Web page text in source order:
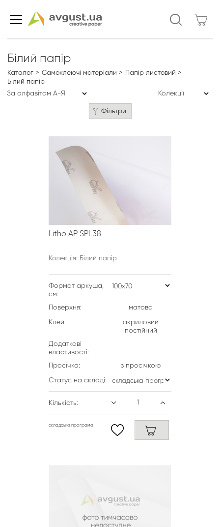
Фільтри
Білий папір
Каталог Самоклеючі матеріали
Папір листовий
Білий папір
Litho AP SPL38
Колекція: Білий папір
Формат аркуша,
см:
Поверхня:
матова
Клей:
акриловий
постійний
Додаткові
властивості:
Просічка:
з просічкою
Статус на складі:
Кількість:
складська програма